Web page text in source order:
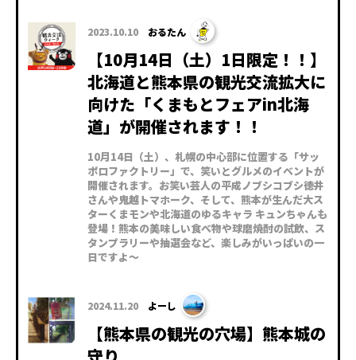
2023.10.10 おるたん
【10月14日（土）1日限定！！】
北海道と熊本県の観光交流拡大に
向けた「くまもとフェアin北海
道」が開催されます！！
10月14日（土）、札幌の中心部に位置する「サッ
ポロファクトリー」で、笑いとグルメのイベントが
開催されます。お笑い芸人の平成ノブシコブシ徳井
さんや鬼越トマホーク、そして、熊本が生んだ大ス
ターくまモンや北海道のゆるキャラ キュンちゃんも
登場！熊本の美味しい食べ物や球磨焼酎の試飲、ス
タンプラリーや抽選会など、楽しみがいっぱいの一
日ですよ～
2024.11.20 よーし
【熊本県の観光の穴場】熊本城の